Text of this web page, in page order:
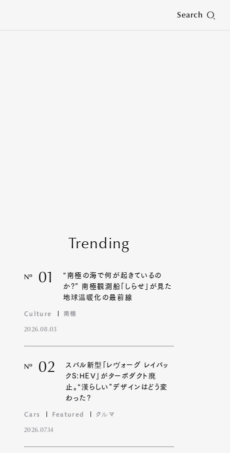
Search
Trending
Nº 01
“南極の海で何が起きているの
か?” 南極観測船「しらせ」が見た
地球温暖化の最前線
Culture 南極
2026.08.03
Nº 02
スバル新型「レヴォーグ レイバッ
クS:HEV」がターボダクト廃
止。“漢らしい”デザインはどう変
わった?
Cars Featured クルマ
2026.07.14